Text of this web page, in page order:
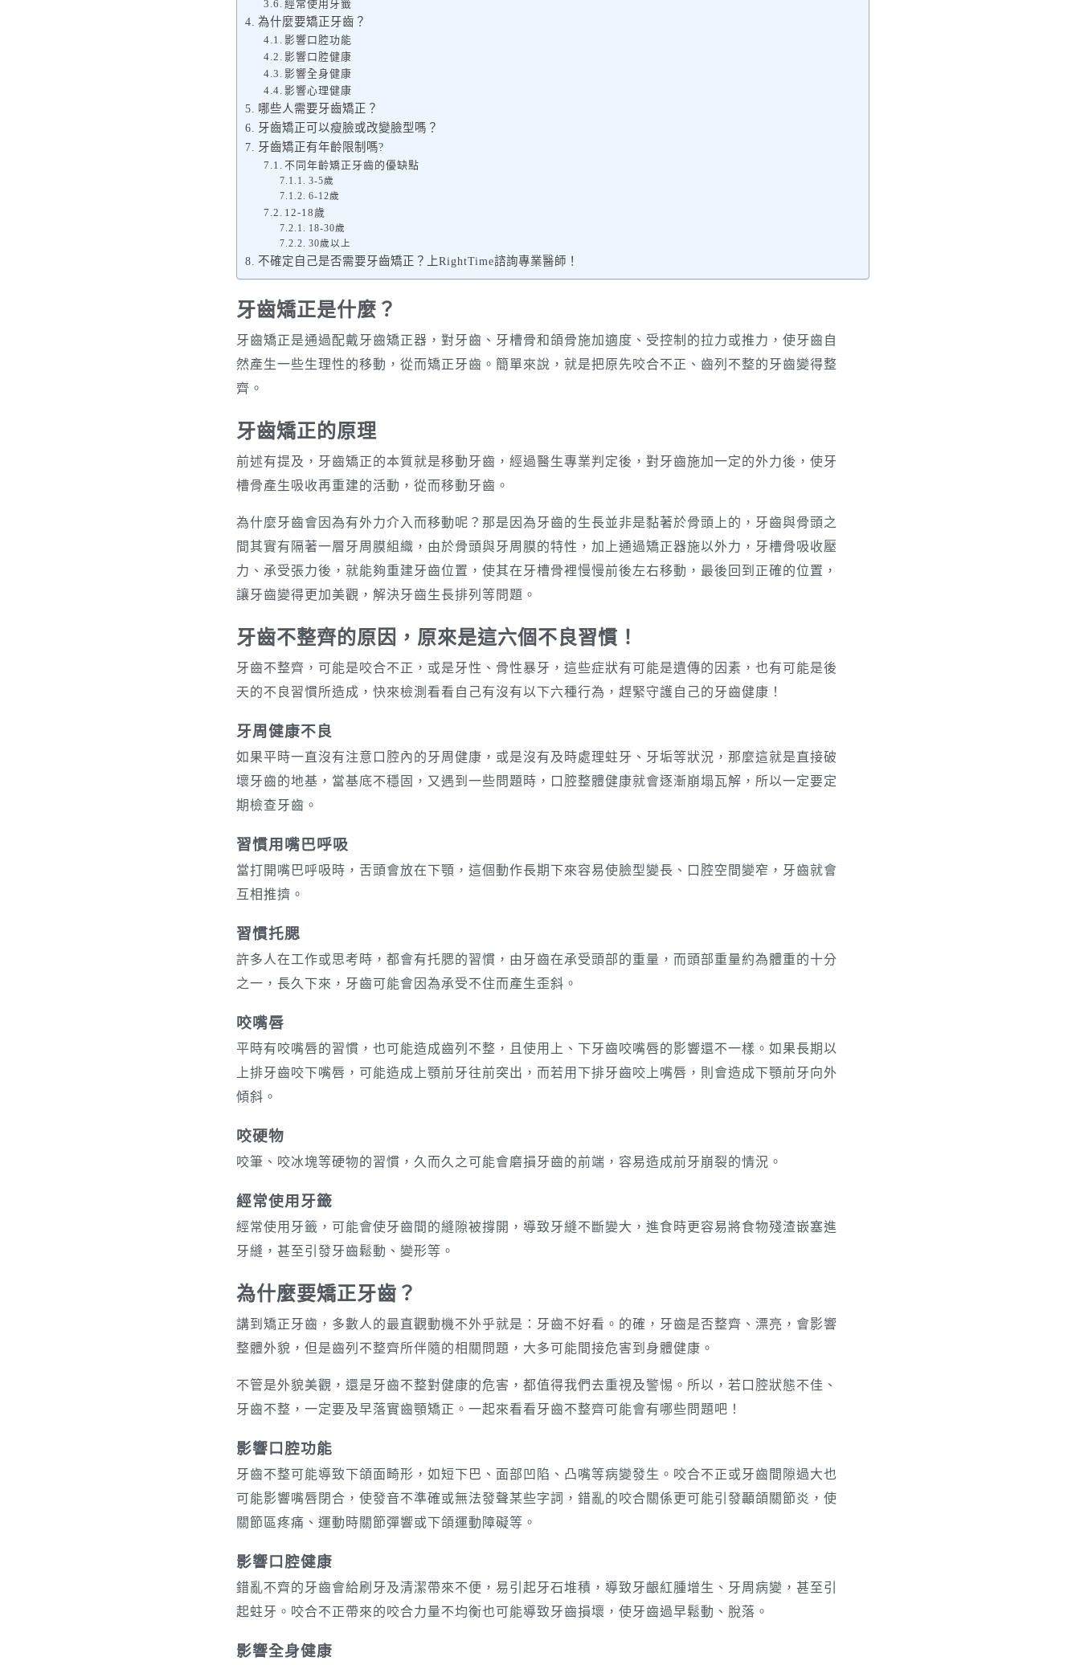
經常使用牙籤
為什麼要矯正牙齒？
影響口腔功能
影響口腔健康
影響全身健康
影響心理健康
哪些人需要牙齒矯正？
牙齒矯正可以瘦臉或改變臉型嗎？
牙齒矯正有年齡限制嗎?
不同年齡矯正牙齒的優缺點
3-5歲
6-12歲
12-18歲
18-30歲
30歲以上
不確定自己是否需要牙齒矯正？上RightTime諮詢專業醫師！
牙齒矯正是什麼？
牙齒矯正是通過配戴牙齒矯正器，對牙齒、牙槽骨和頜骨施加適度、受控制的拉力或推力，使牙齒自
然產生一些生理性的移動，從而矯正牙齒。簡單來說，就是把原先咬合不正、齒列不整的牙齒變得整
齊。
牙齒矯正的原理
前述有提及，牙齒矯正的本質就是移動牙齒，經過醫生專業判定後，對牙齒施加一定的外力後，使牙
槽骨產生吸收再重建的活動，從而移動牙齒。
為什麼牙齒會因為有外力介入而移動呢？那是因為牙齒的生長並非是黏著於骨頭上的，牙齒與骨頭之
間其實有隔著一層牙周膜組織，由於骨頭與牙周膜的特性，加上通過矯正器施以外力，牙槽骨吸收壓
力、承受張力後，就能夠重建牙齒位置，使其在牙槽骨裡慢慢前後左右移動，最後回到正確的位置，
讓牙齒變得更加美觀，解決牙齒生長排列等問題。
牙齒不整齊的原因，原來是這六個不良習慣！
牙齒不整齊，可能是咬合不正，或是牙性、骨性暴牙，這些症狀有可能是遺傳的因素，也有可能是後
天的不良習慣所造成，快來檢測看看自己有沒有以下六種行為，趕緊守護自己的牙齒健康！
牙周健康不良
如果平時一直沒有注意口腔內的牙周健康，或是沒有及時處理蛀牙、牙垢等狀況，那麼這就是直接破
壞牙齒的地基，當基底不穩固，又遇到一些問題時，口腔整體健康就會逐漸崩塌瓦解，所以一定要定
期檢查牙齒。
習慣用嘴巴呼吸
當打開嘴巴呼吸時，舌頭會放在下顎，這個動作長期下來容易使臉型變長、口腔空間變窄，牙齒就會
互相推擠。
習慣托腮
許多人在工作或思考時，都會有托腮的習慣，由牙齒在承受頭部的重量，而頭部重量約為體重的十分
之一，長久下來，牙齒可能會因為承受不住而產生歪斜。
咬嘴唇
平時有咬嘴唇的習慣，也可能造成齒列不整，且使用上、下牙齒咬嘴唇的影響還不一樣。如果長期以
上排牙齒咬下嘴唇，可能造成上顎前牙往前突出，而若用下排牙齒咬上嘴唇，則會造成下顎前牙向外
傾斜。
咬硬物
咬筆、咬冰塊等硬物的習慣，久而久之可能會磨損牙齒的前端，容易造成前牙崩裂的情況。
經常使用牙籤
經常使用牙籤，可能會使牙齒間的縫隙被撐開，導致牙縫不斷變大，進食時更容易將食物殘渣嵌塞進
牙縫，甚至引發牙齒鬆動、變形等。
為什麼要矯正牙齒？
講到矯正牙齒，多數人的最直觀動機不外乎就是：牙齒不好看。的確，牙齒是否整齊、漂亮，會影響
整體外貌，但是齒列不整齊所伴隨的相關問題，大多可能間接危害到身體健康。
不管是外貌美觀，還是牙齒不整對健康的危害，都值得我們去重視及警惕。所以，若口腔狀態不佳、
牙齒不整，一定要及早落實齒顎矯正。一起來看看牙齒不整齊可能會有哪些問題吧！
影響口腔功能
牙齒不整可能導致下頜面畸形，如短下巴、面部凹陷、凸嘴等病變發生。咬合不正或牙齒間隙過大也
可能影響嘴唇閉合，使發音不準確或無法發聲某些字詞，錯亂的咬合關係更可能引發顳頜關節炎，使
關節區疼痛、運動時關節彈響或下頜運動障礙等。
影響口腔健康
錯亂不齊的牙齒會給刷牙及清潔帶來不便，易引起牙石堆積，導致牙齦紅腫增生、牙周病變，甚至引
起蛀牙。咬合不正帶來的咬合力量不均衡也可能導致牙齒損壞，使牙齒過早鬆動、脫落。
影響全身健康